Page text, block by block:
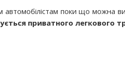
автомобілістам поки що можна
приватного легкового